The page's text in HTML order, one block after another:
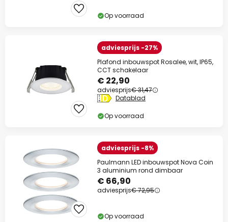
Op voorraad
adviesprijs -27%
Plafond inbouwspot Rosalee, wit, IP65,
CCT schakelaar
€ 22,90
adviesprijs€ 31,47
Datablad
Op voorraad
adviesprijs -8%
Paulmann LED inbouwspot Nova Coin
3 aluminium rond dimbaar
€ 66,90
adviesprijs€ 72,95
Op voorraad